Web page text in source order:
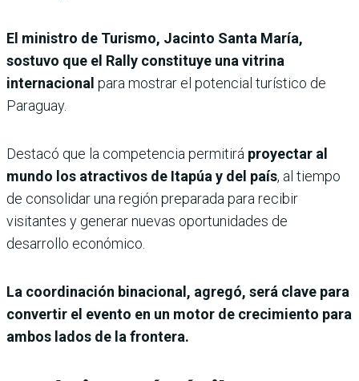
El ministro de Turismo, Jacinto Santa María,
sostuvo que el Rally constituye una vitrina
internacional para mostrar el potencial turístico de
Paraguay.
Destacó que la competencia permitirá proyectar al
mundo los atractivos de Itapúa y del país, al tiempo
de consolidar una región preparada para recibir
visitantes y generar nuevas oportunidades de
desarrollo económico.
La coordinación binacional, agregó, será clave para
convertir el evento en un motor de crecimiento para
ambos lados de la frontera.